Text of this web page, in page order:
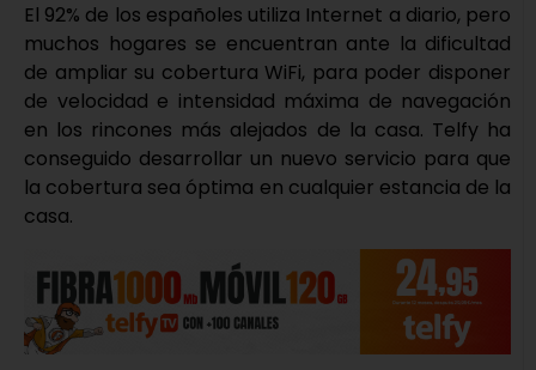
El 92% de los españoles utiliza Internet a diario, pero
muchos hogares se encuentran ante la dificultad
de ampliar su cobertura WiFi, para poder disponer
de velocidad e intensidad máxima de navegación
en los rincones más alejados de la casa. Telfy ha
conseguido desarrollar un nuevo servicio para que
la cobertura sea óptima en cualquier estancia de la
casa.